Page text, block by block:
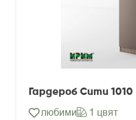
Гардероб Сити 1010
любими
1 цвят